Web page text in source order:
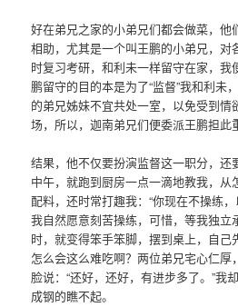
好在弟兄之家的小弟兄们都会做菜，他
相助，尤其是一个叫王鹏的小弟兄，对
时复习考研，和利未一样留守在家，我
鹏留守的目的本是为了“监督”我和利未
的弟兄姊妹不宜共处一室，以免受到情
场，所以，迦南弟兄们便委派王鹏担此
结果，他不仅要扮演监督这一职分，还
中午，就跑到厨房一点一滴地教我，从
配料，还时常打趣我：“你现在不操练
我自然愿意刻苦操练，可惜，等我独立
时，就变得笨手笨脚，摆到桌上，自己
怎么会这么难吃啊？两位弟兄宅心仁厚
脸说：“还好，还好，有进步多了。”我
成钢的瞧不起。